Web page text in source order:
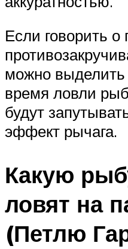
Если говорить
можно
время ловли
будут
эффект рычага.
Какую
ловят на
(Петлю